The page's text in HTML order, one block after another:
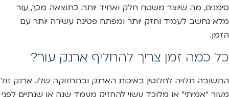
סימנים, מה שיוצר משטח חלק ואחיד יותר. כתוצאה מכך, עור
מלא נחשב לעמיד וחזק יותר ומפתח פטינה עשירה יותר עם
הזמן.
כל כמה זמן צריך להחליף ארנק עור?
התשובה תלויה לחלוטין באיכות הארנק ובתחזוקה שלו. ארנק זול
מעור “אמיתי” או מלוכד עשוי להחזיק מעמד שנה או שנתיים לפני